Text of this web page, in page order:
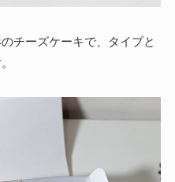
チーズケーキで、タイプと